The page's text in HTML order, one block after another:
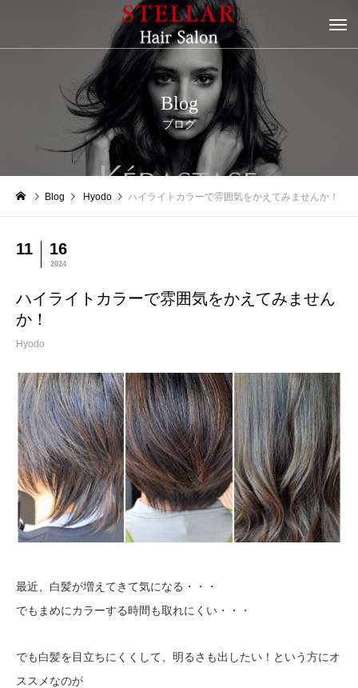
Blog
ブログ
Blog Hyodo ハイライトカラーで雰囲気をかえてみませんか！
11 16
2024
ハイライトカラーで雰囲気をかえてみません
か！
Hyodo
最近、白髪が増えてきて気になる・・・
でもまめにカラーする時間も取れにくい・・・
でも白髪を目立ちにくくして、明るさも出したい！という方にオ
ススメなのが